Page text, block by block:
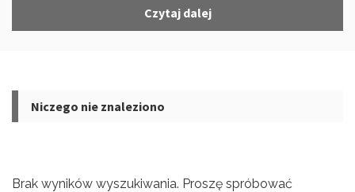
Czytaj dalej
Niczego nie znaleziono
Brak wyników wyszukiwania. Proszę spróbować